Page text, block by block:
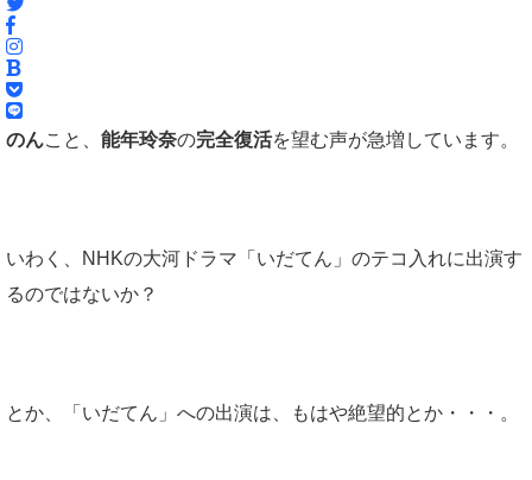
のんこと、 能年玲奈の完全復活を望む声が急増しています。
いわく、NHKの大河ドラマ「いだてん」のテコ入れに出演す
るのではないか？
とか、「いだてん」への出演は、もはや絶望的とか・・・。